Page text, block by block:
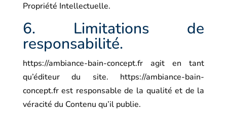
Propriété Intellectuelle.
6. Limitations de
responsabilité.
https://ambiance-bain-concept.fragit en tant
qu’éditeur du site. https://ambiance-bain-
concept.frest responsable de la qualité et de la
véracité du Contenu qu’il publie.